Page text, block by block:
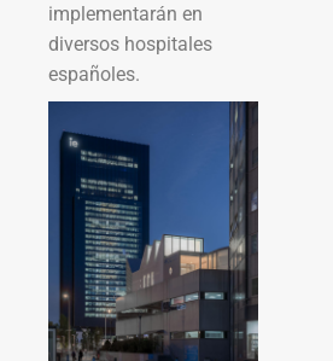
implementarán en
diversos hospitales
españoles.